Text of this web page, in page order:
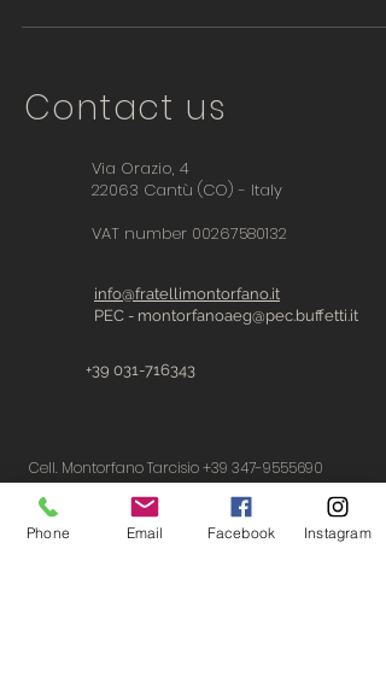
Contact us
Via Orazio, 4
22063 Cantù (CO) - Italy
VAT number 00267580132
info@fratellimontorfano.it
PEC - montorfanoaeg@pec.buffetti.it
+39 031-716343
Cell. Montorfano Tarcisio +39 347-9555690
Cell. Montorfano Mirko +39 340-5053825
Cell. Montorfano Francesco +39 347 5358333
Phone Email Facebook Instagram